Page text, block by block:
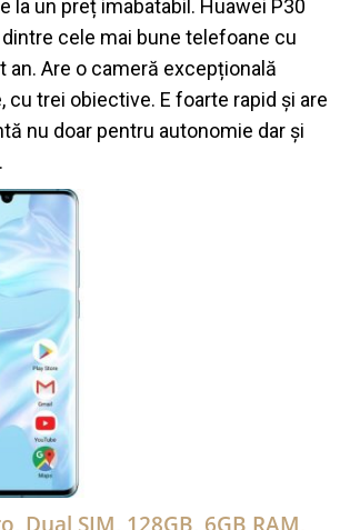
la un preț imabatabil. Huawei P30
cele mai bune telefoane cu
an. Are o cameră excepțională
cu trei obiective. E foarte rapid și are
nu doar pentru autonomie dar și